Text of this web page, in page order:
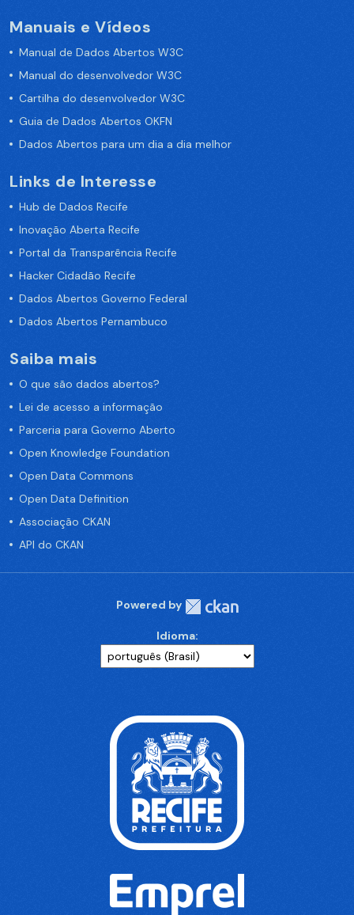
Manuais e Vídeos
Manual de Dados Abertos W3C
Manual do desenvolvedor W3C
Cartilha do desenvolvedor W3C
Guia de Dados Abertos OKFN
Dados Abertos para um dia a dia melhor
Links de Interesse
Hub de Dados Recife
Inovação Aberta Recife
Portal da Transparência Recife
Hacker Cidadão Recife
Dados Abertos Governo Federal
Dados Abertos Pernambuco
Saiba mais
O que são dados abertos?
Lei de acesso a informação
Parceria para Governo Aberto
Open Knowledge Foundation
Open Data Commons
Open Data Definition
Associação CKAN
API do CKAN
Powered by
Idioma